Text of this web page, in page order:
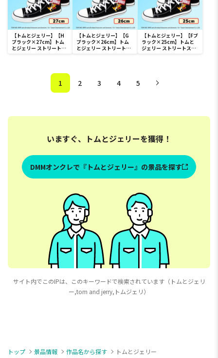
【トムとジェリー】【H
ブラック×27cm】トム
とジェリー ストリートス
【トムとジェリー】【G
ブラック×26cm】トム
とジェリー ストリートス
【トムとジェリー】【Fブ
ラック×25cm】トムと
ジェリー ストリートスニ
1 2 3 4 5
いますぐ、トムとジェリーを獲得！
DMMオンクレで『トムとジェリー』の景品を探す
サイト内でこのIPは、このキーワードで検索されています（トムとジェリ
ー,tom and jerry,トムジェリ）
トップ 景品情報 作品名から探す トムとジェリー